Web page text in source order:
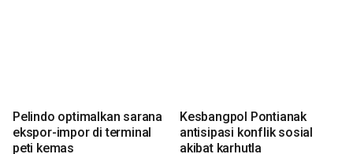
Pelindo optimalkan sarana
ekspor-impor di terminal
peti kemas
Kesbangpol Pontianak
antisipasi konflik sosial
akibat karhutla